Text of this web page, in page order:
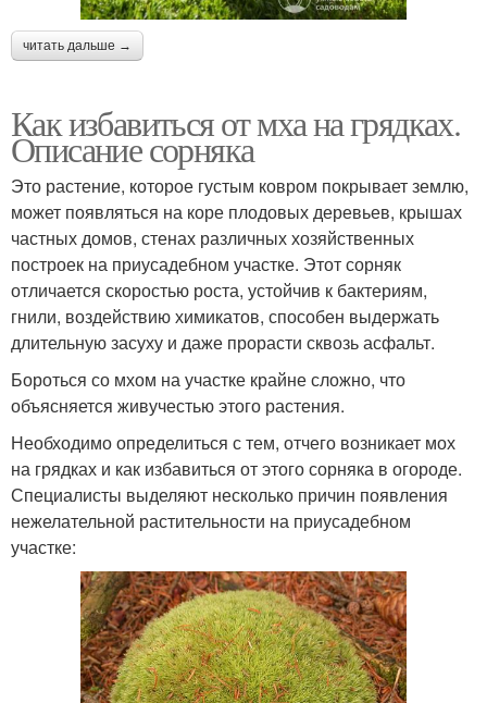
читать дальше →
Как избавиться от мха на грядках.
Описание сорняка
Это растение, которое густым ковром покрывает землю,
может появляться на коре плодовых деревьев, крышах
частных домов, стенах различных хозяйственных
построек на приусадебном участке. Этот сорняк
отличается скоростью роста, устойчив к бактериям,
гнили, воздействию химикатов, способен выдержать
длительную засуху и даже прорасти сквозь асфальт.
Бороться со мхом на участке крайне сложно, что
объясняется живучестью этого растения.
Необходимо определиться с тем, отчего возникает мох
на грядках и как избавиться от этого сорняка в огороде.
Специалисты выделяют несколько причин появления
нежелательной растительности на приусадебном
участке: